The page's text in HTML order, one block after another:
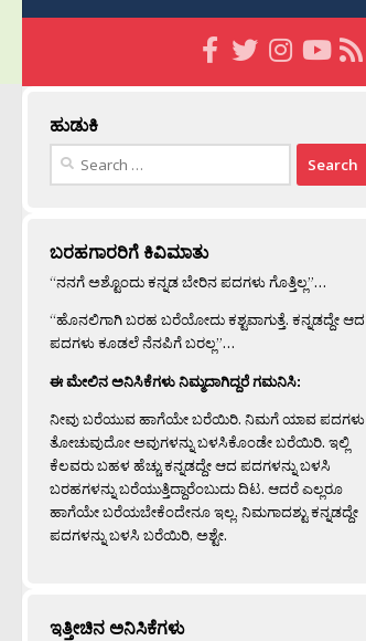
ಹುಡುಕಿ
Search
ಬರಹಗಾರರಿಗೆ ಕಿವಿಮಾತು
“ನನಗೆ ಅಶ್ಟೊಂದು ಕನ್ನಡ ಬೇರಿನ ಪದಗಳು ಗೊತ್ತಿಲ್ಲ”…
“ಹೊನಲಿಗಾಗಿ ಬರಹ ಬರೆಯೋದು ಕಶ್ಟವಾಗುತ್ತೆ. ಕನ್ನಡದ್ದೇ ಆದ
ಪದಗಳು ಕೂಡಲೆ ನೆನಪಿಗೆ ಬರಲ್ಲ”…
ಈ ಮೇಲಿನ ಅನಿಸಿಕೆಗಳು ನಿಮ್ಮದಾಗಿದ್ದರೆ ಗಮನಿಸಿ:
ನೀವು ಬರೆಯುವ ಹಾಗೆಯೇ ಬರೆಯಿರಿ. ನಿಮಗೆ ಯಾವ ಪದಗಳು
ತೋಚುವುದೋ ಅವುಗಳನ್ನು ಬಳಸಿಕೊಂಡೇ ಬರೆಯಿರಿ. ಇಲ್ಲಿ
ಕೆಲವರು ಬಹಳ ಹೆಚ್ಚು ಕನ್ನಡದ್ದೇ ಆದ ಪದಗಳನ್ನು ಬಳಸಿ
ಬರಹಗಳನ್ನು ಬರೆಯುತ್ತಿದ್ದಾರೆಂಬುದು ದಿಟ. ಆದರೆ ಎಲ್ಲರೂ
ಹಾಗೆಯೇ ಬರೆಯಬೇಕೆಂದೇನೂ ಇಲ್ಲ. ನಿಮಗಾದಶ್ಟು ಕನ್ನಡದ್ದೇ
ಪದಗಳನ್ನು ಬಳಸಿ ಬರೆಯಿರಿ, ಅಶ್ಟೇ.
ಇತ್ತೀಚಿನ ಅನಿಸಿಕೆಗಳು